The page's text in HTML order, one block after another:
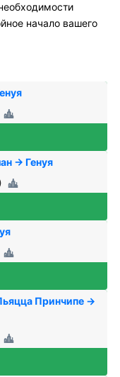
начало вашего
→ Генуя
Принчипе →